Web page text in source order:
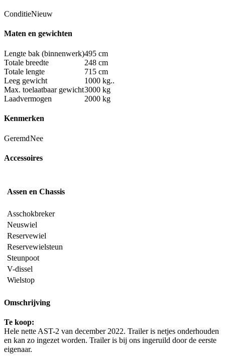
ConditieNieuw
Maten en gewichten
Lengte bak (binnenwerk)495 cm
Totale breedte
248 cm
Totale lengte
715 cm
Leeg gewicht
1000 kg..
Max. toelaatbaar gewicht3000 kg
Laadvermogen
2000 kg
Kenmerken
GeremdNee
Accessoires
Assen en Chassis
Asschokbreker
Neuswiel
Reservewiel
Reservewielsteun
Steunpoot
V-dissel
Wielstop
Omschrijving
Te koop:
Hele nette AST-2 van december 2022. Trailer is netjes onderhouden
en kan zo ingezet worden. Trailer is bij ons ingeruild door de eerste
eigenaar.